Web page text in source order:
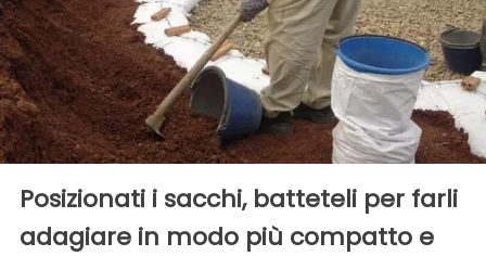
Posizionati i sacchi, batteteli per farli
adagiare in modo più compatto e